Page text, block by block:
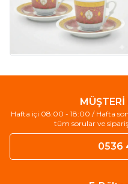
Hafta içi 08:00 - 18:00 / Hafta
tüm sorular ve
0536